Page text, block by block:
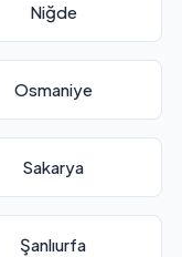
Niğde
Osmaniye
Sakarya
Şanlıurfa